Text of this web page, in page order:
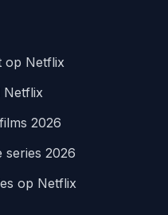
op Netflix
Netflix
2026
series 2026
op Netflix